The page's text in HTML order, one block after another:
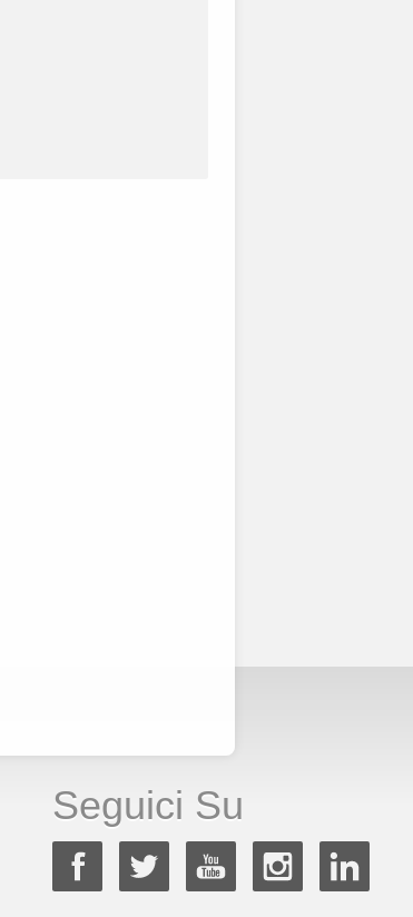
Seguici Su